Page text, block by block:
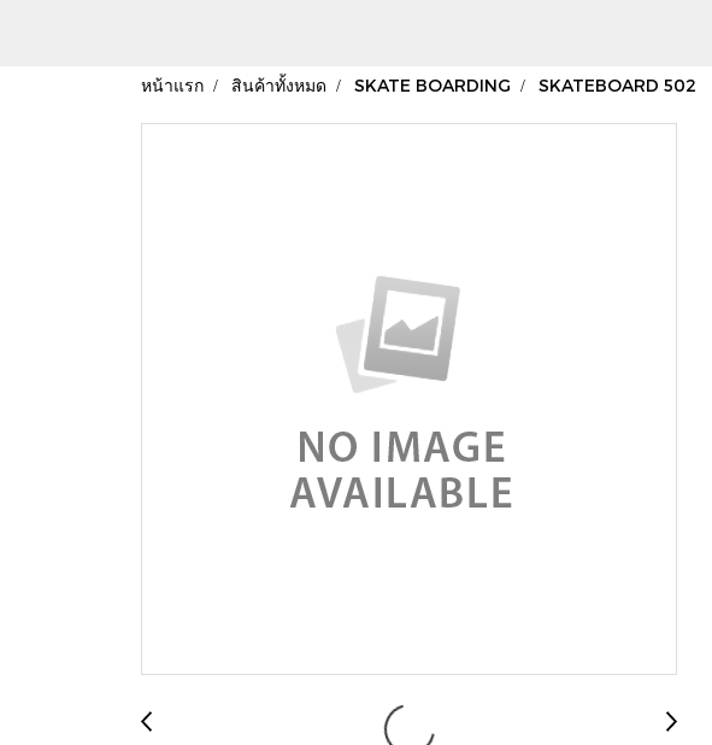
หน้าแรก สินค้าทั้งหมด SKATE BOARDING SKATEBOARD 502